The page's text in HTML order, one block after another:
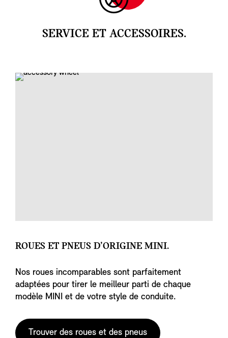
SERVICE ET ACCESSOIRES.
ROUES ET PNEUS D’ORIGINE MINI.
Nos roues incomparables sont parfaitement
adaptées pour tirer le meilleur parti de chaque
modèle MINI et de votre style de conduite.
Trouver des roues et des pneus